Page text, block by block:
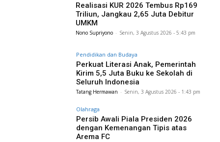
Realisasi KUR 2026 Tembus Rp169
Triliun, Jangkau 2,65 Juta Debitur
UMKM
Nono Supriyono - Senin, 3 Agustus 2026 - 5:43 pm
Pendidikan dan Budaya
Perkuat Literasi Anak, Pemerintah
Kirim 5,5 Juta Buku ke Sekolah di
Seluruh Indonesia
Tatang Hermawan - Senin, 3 Agustus 2026 - 1:43 pm
Olahraga
Persib Awali Piala Presiden 2026
dengan Kemenangan Tipis atas
Arema FC